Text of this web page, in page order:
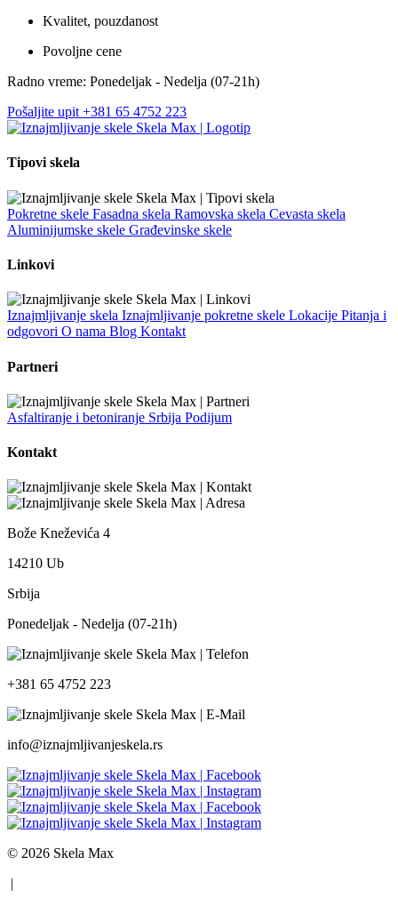
Kvalitet, pouzdanost
Povoljne cene
Radno vreme: Ponedeljak - Nedelja (07-21h)
Pošaljite upit +381 65 4752 223
Tipovi skela
Pokretne skele Fasadna skela Ramovska skela Cevasta skela
Aluminijumske skele Građevinske skele
Linkovi
Iznajmljivanje skela Iznajmljivanje pokretne skele Lokacije Pitanja i
odgovori O nama Blog Kontakt
Partneri
Asfaltiranje i betoniranje Srbija Podijum
Kontakt
Bože Kneževića 4
14210 Ub
Srbija
Ponedeljak - Nedelja (07-21h)
+381 65 4752 223
info@iznajmljivanjeskela.rs
© 2026 Skela Max
|